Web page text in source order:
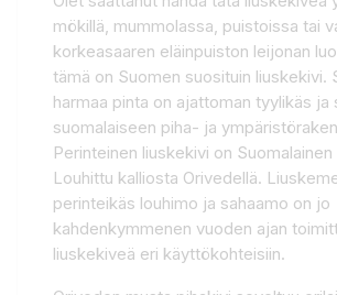
mökillä, mummolassa, puistoissa tai
korkeasaaren eläinpuiston leijonan
tämä on Suomen suosituin liuskekivi.
harmaa pinta on ajattoman tyylikäs ja
suomalaiseen piha- ja
Perinteinen liuskekivi on
Louhittu kalliosta Orivedellä.
perinteikäs louhimo ja sahaamo on jo
kahdenkymmenen vuoden ajan
liuskekiveä eri käyttökohteisiin.